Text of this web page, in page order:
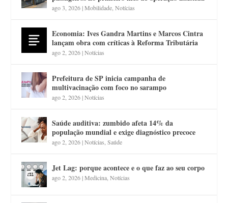
ago 3, 2026|Mobilidade ,Notícias
Economia: Ives Gandra Martins e Marcos Cintra
lançam obra com críticas à Reforma Tributária
ago 2, 2026|Notícias
Prefeitura de SP inicia campanha de
multivacinação com foco no sarampo
ago 2, 2026|Notícias
Saúde auditiva: zumbido afeta 14% da
população mundial e exige diagnóstico precoce
ago 2, 2026|Notícias ,Saúde
Jet Lag: porque acontece e o que faz ao seu corpo
ago 2, 2026|Medicina ,Notícias